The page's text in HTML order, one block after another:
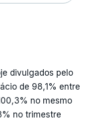
divulgados pelo
de 98,1% entre
no mesmo
no trimestre